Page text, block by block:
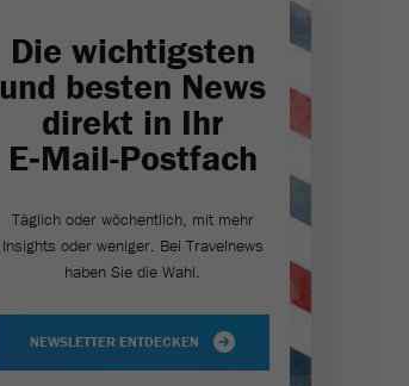
Die wichtigsten
und besten News
direkt in Ihr
E‑Mail-Postfach
Täglich oder wöchentlich, mit mehr
Insights oder weniger. Bei Travel­news
haben Sie die Wahl.
NEWSLETTER ENTDECKEN